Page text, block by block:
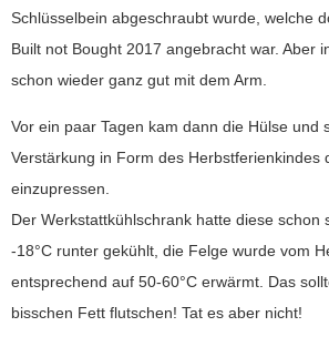
Schlüsselbein abgeschraubt wurde, welche
Built not Bought 2017 angebracht war. Aber
schon wieder ganz gut mit dem Arm.
Vor ein paar Tagen kam dann die Hülse und
Verstärkung in Form des Herbstferienkindes
einzupressen.
Der Werkstattkühlschrank hatte diese schon
-18°C runter gekühlt, die Felge wurde vom
entsprechend auf 50-60°C erwärmt. Das
bisschen Fett flutschen! Tat es aber nicht!